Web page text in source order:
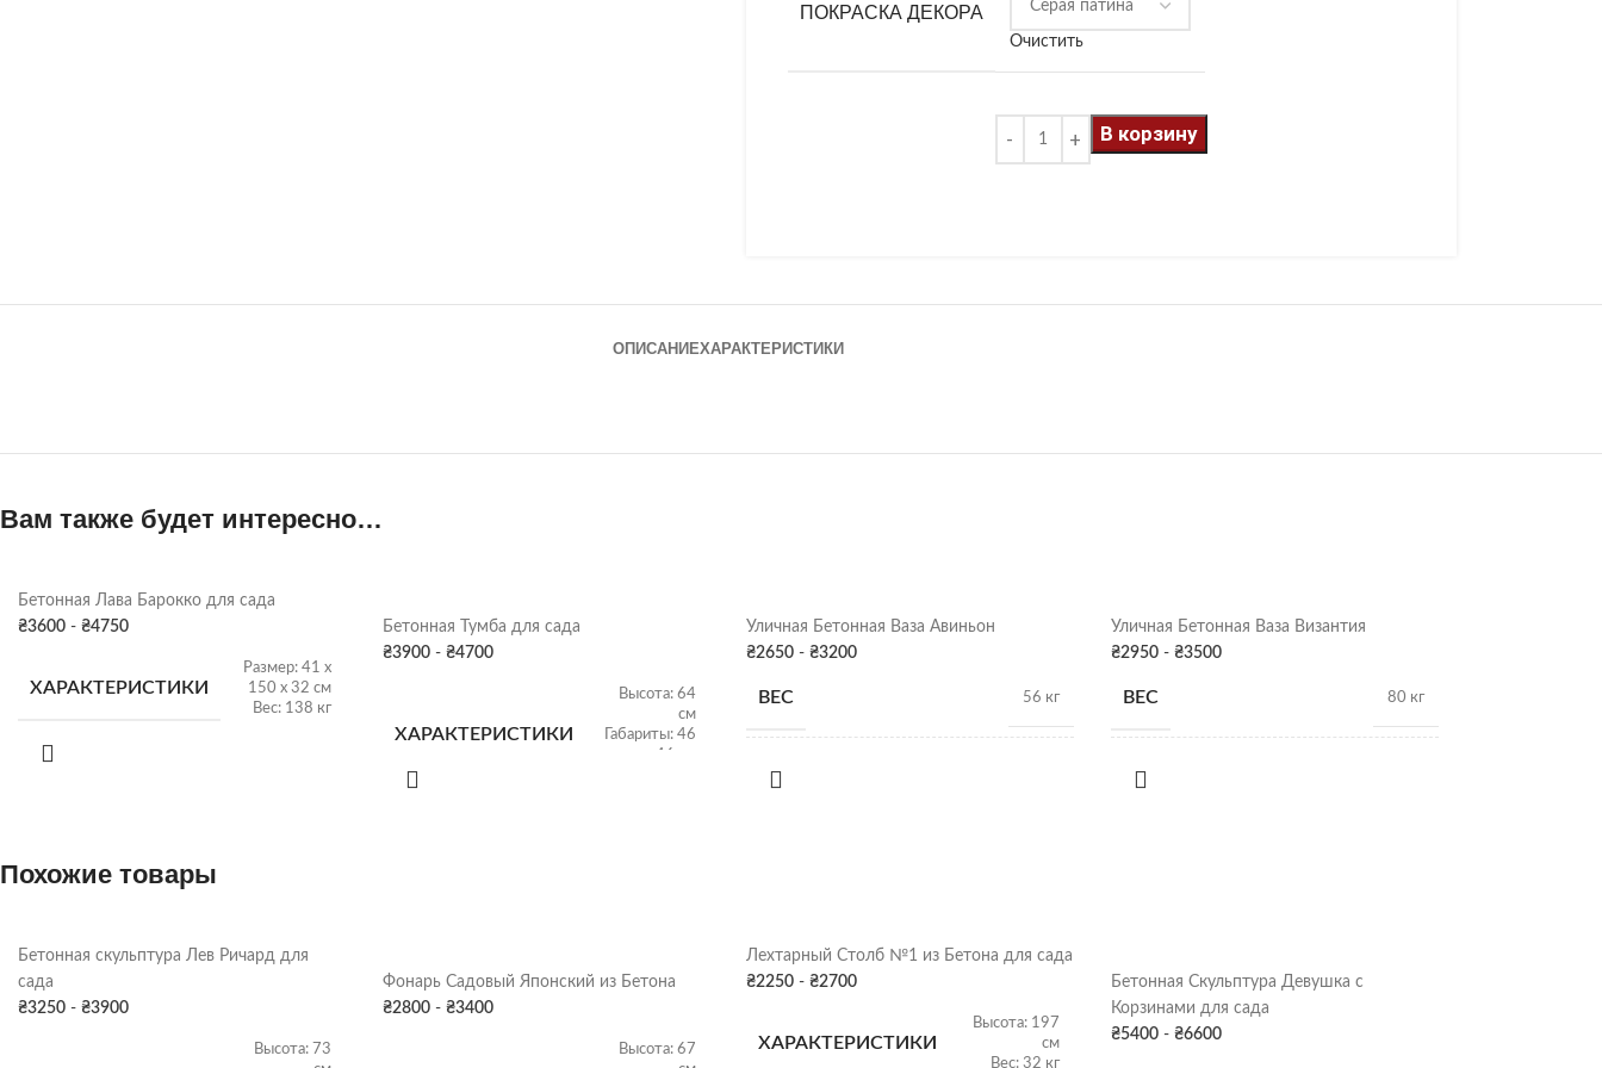
ПОКРАСКА ДЕКОРА
Очистить
В корзину
ОПИСАНИЕХАРАКТЕРИСТИКИ
Вам также будет интересно…
Бетонная Лава Барокко для сада
₴3600 - ₴4750
ХАРАКТЕРИСТИКИ
Размер: 41 х
150 х 32 см
Вес: 138 кг
СКЛАД
Бетонная Тумба для сада
₴3900 - ₴4700
ХАРАКТЕРИСТИКИ
Высота: 64
см
Габариты: 46
х 46 см
Уличная Бетонная Ваза Авиньон
₴2650 - ₴3200
ВЕС 56 кг
РАЗМЕРЫ
Уличная Бетонная Ваза Византия
₴2950 - ₴3500
ВЕС 80 кг
РАЗМЕРЫ
Похожие товары
Бетонная скульптура Лев Ричард для
сада
₴3250 - ₴3900
Высота: 73
Фонарь Садовый Японский из Бетона
₴2800 - ₴3400
Высота: 67
Лехтарный Столб №1 из Бетона для сада
₴2250 - ₴2700
ХАРАКТЕРИСТИКИ
Высота: 197
см
Вес: 32 кг
Бетонная Скульптура Девушка с
Корзинами для сада
₴5400 - ₴6600